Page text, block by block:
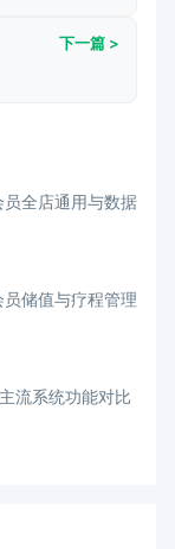
下一篇 >
全店通用与数据
储值与疗程管理
流系统功能对比